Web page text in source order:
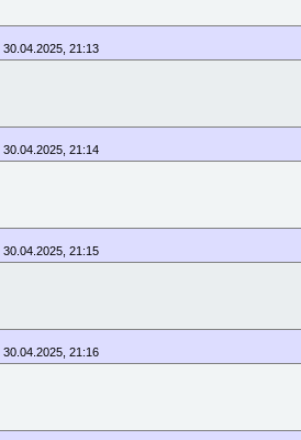
30.04.2025, 21:13
30.04.2025, 21:14
30.04.2025, 21:15
30.04.2025, 21:16